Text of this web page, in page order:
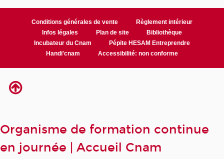
Conditions générales de vente
Règlement intérieur
Infos légales
Plan de site
Bibliothèque
Incubateur du Cnam
Pépite HESAM Entreprendre
Handi'cnam
Accessibilité: non conforme
Organisme de formation continue
en journée | Accueil Cnam